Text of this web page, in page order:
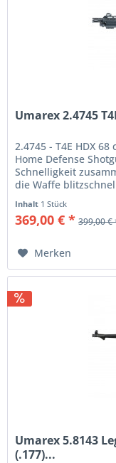
Umarex 2.4745
2.4745 - T4E HDX
Home Defense
Schnelligkeit
die Waffe
Inhalt 1 Stück
369,00 € * 399,00 €
Merken
Umarex 5.8143
(.177)...